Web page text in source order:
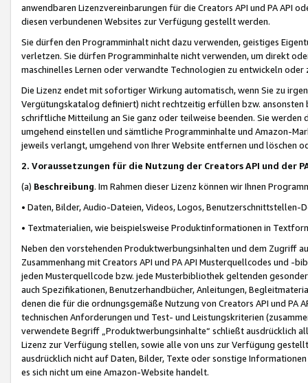
anwendbaren Lizenzvereinbarungen für die Creators API und PA API
diesen verbundenen Websites zur Verfügung gestellt werden.
Sie dürfen den Programminhalt nicht dazu verwenden, geistiges
verletzen. Sie dürfen Programminhalte nicht verwenden, um direkt
maschinelles Lernen oder verwandte Technologien zu entwickeln
Die Lizenz endet mit sofortiger Wirkung automatisch, wenn Sie zu
Vergütungskatalog definiert) nicht rechtzeitig erfüllen bzw. ansonsten
schriftliche Mitteilung an Sie ganz oder teilweise beenden. Sie werden
umgehend einstellen und sämtliche Programminhalte und Amazon-
jeweils verlangt, umgehend von Ihrer Website entfernen und löschen
2. Voraussetzungen für die Nutzung der Creators API und der
(a) Beschreibung. Im Rahmen dieser Lizenz können wir Ihnen
• Daten, Bilder, Audio-Dateien, Videos, Logos, Benutzerschnittstellen-
• Textmaterialien, wie beispielsweise Produktinformationen in
Neben den vorstehenden Produktwerbungsinhalten und dem Zugriff
Zusammenhang mit Creators API und PA API Musterquellcodes und
jeden Musterquellcode bzw. jede Musterbibliothek geltenden
auch Spezifikationen, Benutzerhandbücher, Anleitungen,
denen die für die ordnungsgemäße Nutzung von Creators API und PA
technischen Anforderungen und Test- und Leistungskriterien
verwendete Begriff „Produktwerbungsinhalte“ schließt ausdrücklich
Lizenz zur Verfügung stellen, sowie alle von uns zur Verfügung
ausdrücklich nicht auf Daten, Bilder, Texte oder sonstige
es sich nicht um eine Amazon-Website handelt.